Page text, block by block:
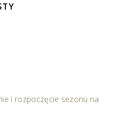
i rozpoczęcie sezonu na